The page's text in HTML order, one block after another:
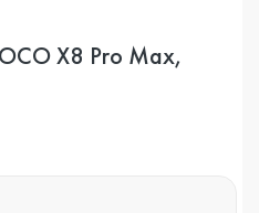
X8 Pro Max,